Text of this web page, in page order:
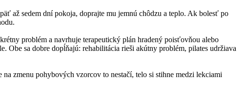
až sedem dní pokoja, doprajte mu jemnú chôdzu a teplo. Ak bolesť po
problém a navrhuje terapeutický plán hradený poisťovňou alebo
Obe sa dobre dopĺňajú: rehabilitácia rieši akútny problém, pilates udržiava
zmenu pohybových vzorcov to nestačí, telo si stihne medzi lekciami